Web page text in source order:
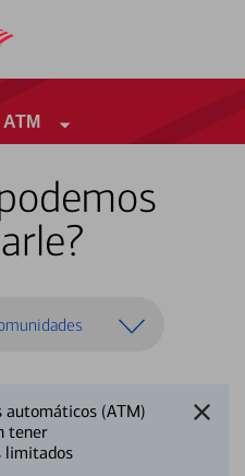
automáticos (ATM)
tener
limitados